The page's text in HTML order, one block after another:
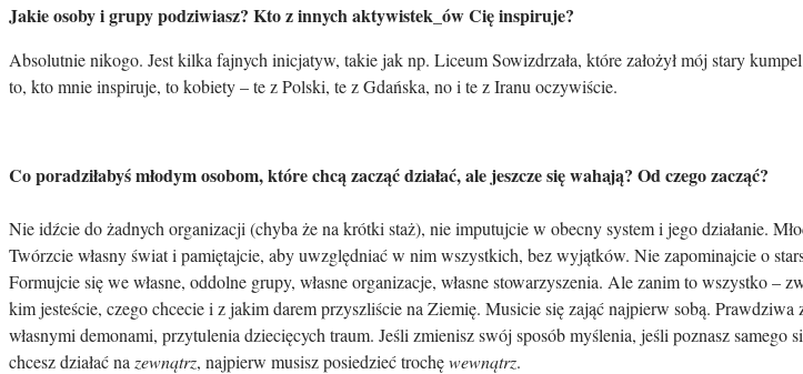
Jakie osoby i grupy podziwiasz? Kto z innych aktywistek_ów Cię inspiruje?
Absolutnie nikogo. Jest kilka fajnych inicjatyw, takie jak np. Liceum Sowizdrzała, które założył mój stary
to, kto mnie inspiruje, to kobiety – te z Polski, te z Gdańska, no i te z Iranu oczywiście.
Co poradziłabyś młodym osobom, które chcą zacząć działać, ale jeszcze się wahają? Od czego zacząć?
Nie idźcie do żadnych organizacji (chyba że na krótki staż), nie imputujcie w obecny system i jego działanie.
Twórzcie własny świat i pamiętajcie, aby uwzględniać w nim wszystkich, bez wyjątków. Nie zapominajcie o
Formujcie się we własne, oddolne grupy, własne organizacje, własne stowarzyszenia. Ale zanim to wszystko
kim jesteście, czego chcecie i z jakim darem przyszliście na Ziemię. Musicie się zająć najpierw sobą. Prawdziwa
własnymi demonami, przytulenia dziecięcych traum. Jeśli zmienisz swój sposób myślenia, jeśli poznasz
chcesz działać na zewnątrz, najpierw musisz posiedzieć trochęwewnątrz.